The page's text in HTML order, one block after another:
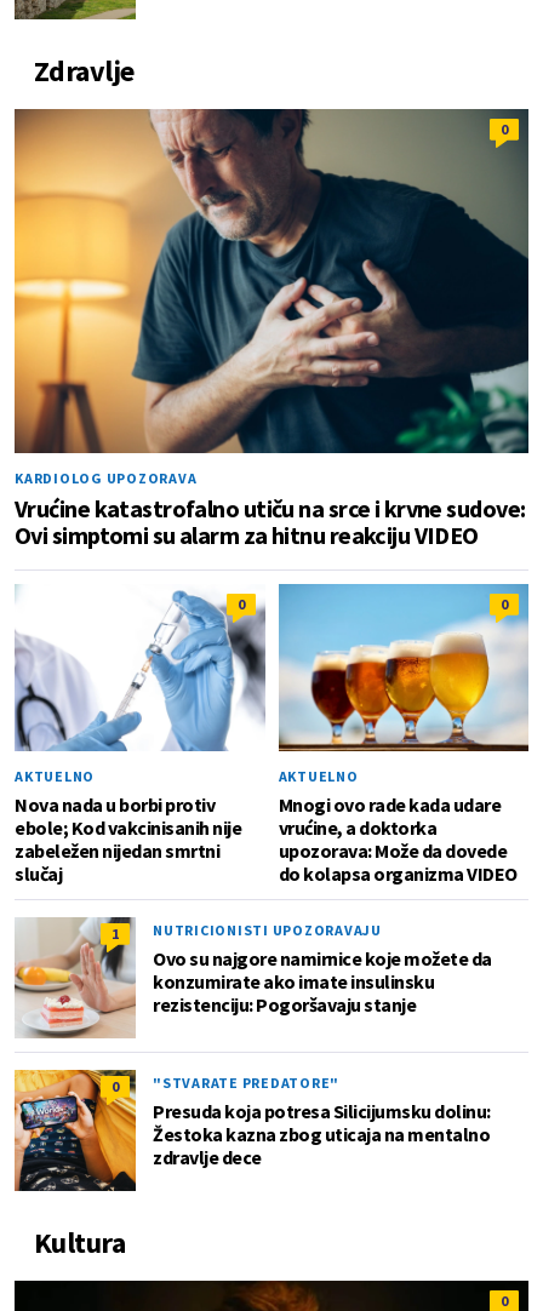
Zdravlje
0
KARDIOLOG UPOZORAVA
Vrućine katastrofalno utiču na srce i krvne sudove:
Ovi simptomi su alarm za hitnu reakciju VIDEO
0
AKTUELNO
Nova nada u borbi protiv
ebole; Kod vakcinisanih nije
zabeležen nijedan smrtni
slučaj
0
AKTUELNO
Mnogi ovo rade kada udare
vrućine, a doktorka
upozorava: Može da dovede
do kolapsa organizma VIDEO
1 NUTRICIONISTI UPOZORAVAJU
Ovo su najgore namirnice koje možete da
konzumirate ako imate insulinsku
rezistenciju: Pogoršavaju stanje
0 "STVARATE PREDATORE"
Presuda koja potresa Silicijumsku dolinu:
Žestoka kazna zbog uticaja na mentalno
zdravlje dece
Kultura
0